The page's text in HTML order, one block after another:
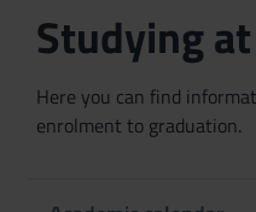
Studying
Here you can find
enrolment to graduation.